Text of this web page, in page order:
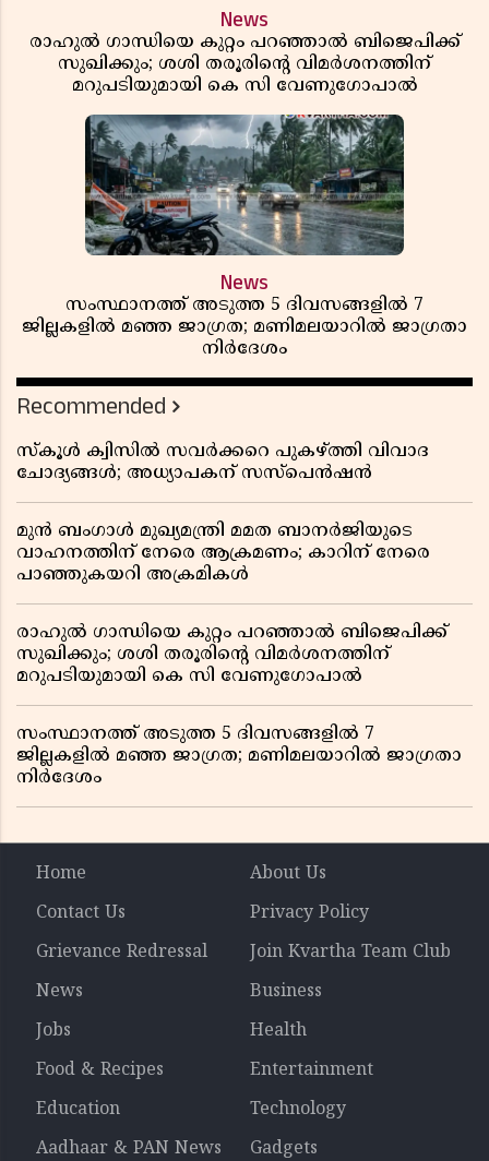
News
രാഹുൽ ഗാന്ധിയെ കുറ്റം പറഞ്ഞാൽ ബിജെപിക്ക്
സുഖിക്കും; ശശി തരൂരിന്റെ വിമർശനത്തിന്
മറുപടിയുമായി കെ സി വേണുഗോപാൽ
News
സംസ്ഥാനത്ത് അടുത്ത 5 ദിവസങ്ങളിൽ 7
ജില്ലകളിൽ മഞ്ഞ ജാഗ്രത; മണിമലയാറിൽ ജാഗ്രതാ
നിർദേശം
Recommended
സ്കൂൾ ക്വിസിൽ സവർക്കറെ പുകഴ്ത്തി വിവാദ
ചോദ്യങ്ങൾ; അധ്യാപകന് സസ്പെൻഷൻ
മുൻ ബംഗാൾ മുഖ്യമന്ത്രി മമത ബാനർജിയുടെ
വാഹനത്തിന് നേരെ ആക്രമണം; കാറിന് നേരെ
പാഞ്ഞുകയറി അക്രമികൾ
രാഹുൽ ഗാന്ധിയെ കുറ്റം പറഞ്ഞാൽ ബിജെപിക്ക്
സുഖിക്കും; ശശി തരൂരിന്റെ വിമർശനത്തിന്
മറുപടിയുമായി കെ സി വേണുഗോപാൽ
സംസ്ഥാനത്ത് അടുത്ത 5 ദിവസങ്ങളിൽ 7
ജില്ലകളിൽ മഞ്ഞ ജാഗ്രത; മണിമലയാറിൽ ജാഗ്രതാ
നിർദേശം
Home
About Us
Contact Us
Privacy Policy
Grievance Redressal
Join Kvartha Team Club
News
Business
Jobs
Health
Food & Recipes
Entertainment
Education
Technology
Aadhaar & PAN News
Gadgets